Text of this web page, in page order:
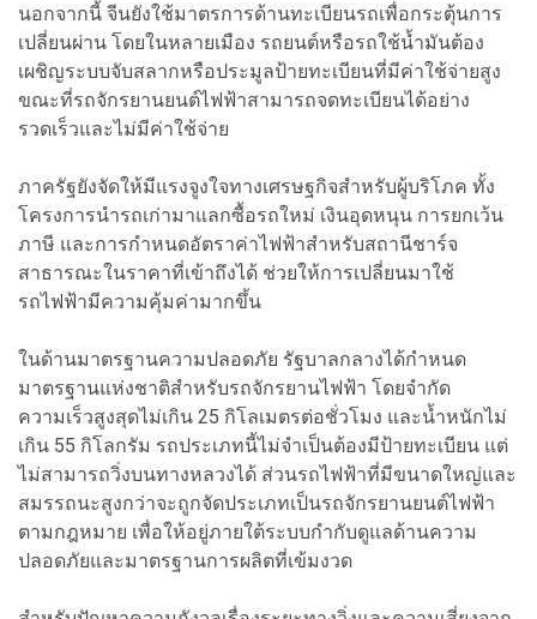
นอกจากนี้ จีนยังใช้มาตรการด้านทะเบียนรถเพื่อกระตุ้นการ
เปลี่ยนผ่าน โดยในหลายเมือง รถยนต์หรือรถใช้น้ำมันต้อง
เผชิญระบบจับสลากหรือประมูลป้ายทะเบียนที่มีค่าใช้จ่ายสูง
ขณะที่รถจักรยานยนต์ไฟฟ้าสามารถจดทะเบียนได้อย่าง
รวดเร็วและไม่มีค่าใช้จ่าย
ภาครัฐยังจัดให้มีแรงจูงใจทางเศรษฐกิจสำหรับผู้บริโภค ทั้ง
โครงการนำรถเก่ามาแลกซื้อรถใหม่ เงินอุดหนุน การยกเว้น
ภาษี และการกำหนดอัตราค่าไฟฟ้าสำหรับสถานีชาร์จ
สาธารณะในราคาที่เข้าถึงได้ ช่วยให้การเปลี่ยนมาใช้
รถไฟฟ้ามีความคุ้มค่ามากขึ้น
ในด้านมาตรฐานความปลอดภัย รัฐบาลกลางได้กำหนด
มาตรฐานแห่งชาติสำหรับรถจักรยานไฟฟ้า โดยจำกัด
ความเร็วสูงสุดไม่เกิน 25 กิโลเมตรต่อชั่วโมง และน้ำหนักไม่
เกิน 55 กิโลกรัม รถประเภทนี้ไม่จำเป็นต้องมีป้ายทะเบียน แต่
ไม่สามารถวิ่งบนทางหลวงได้ ส่วนรถไฟฟ้าที่มีขนาดใหญ่และ
สมรรถนะสูงกว่าจะถูกจัดประเภทเป็นรถจักรยานยนต์ไฟฟ้า
ตามกฎหมาย เพื่อให้อยู่ภายใต้ระบบกำกับดูแลด้านความ
ปลอดภัยและมาตรฐานการผลิตที่เข้มงวด